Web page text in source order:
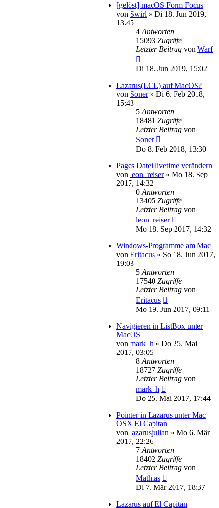
[gelöst] macOS Form Focus
von Swirl » Di 18. Jun 2019,
13:45
4 Antworten
15093 Zugriffe
Letzter Beitrag von Warf
Di 18. Jun 2019, 15:02
Lazarus(LCL) auf MacOS?
von Soner» Di 6. Feb 2018,
15:43
5 Antworten
18481 Zugriffe
Letzter Beitrag von
Soner
Do 8. Feb 2018, 13:30
Pages Datei livetime verändern
von leon_reiser» Mo 18. Sep
2017, 14:32
0 Antworten
13405 Zugriffe
Letzter Beitrag von
leon_reiser
Mo 18. Sep 2017, 14:32
Windows-Programme am Mac
von Eritacus » So 18. Jun 2017,
19:03
5 Antworten
17540 Zugriffe
Letzter Beitrag von
Eritacus
Mo 19. Jun 2017, 09:11
Navigieren in ListBox unter
MacOS
von mark_h » Do 25. Mai
2017, 03:05
8 Antworten
18727 Zugriffe
Letzter Beitrag von
mark_h
Do 25. Mai 2017, 17:44
Pointer in Lazarus unter Mac
OSX El Capitan
von lazarusjulian » Mo 6. Mär
2017, 22:26
7 Antworten
18402 Zugriffe
Letzter Beitrag von
Mathias
Di 7. Mär 2017, 18:37
Lazarus auf El Capitan